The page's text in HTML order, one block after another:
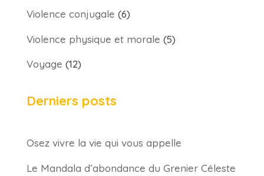
Violence conjugale (6)
Violence physique et morale (5)
Voyage (12)
Derniers posts
Osez vivre la vie qui vous appelle
Le Mandala d’abondance du Grenier Céleste